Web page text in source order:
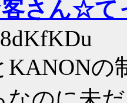
さん☆て
KANONの